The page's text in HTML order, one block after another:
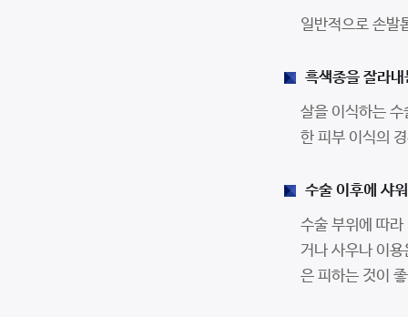
일반적으로 손발
흑색종을 잘라
살을 이식하는
한 피부 이식의
수술 이후에 샤
수술 부위에 따
거나 사우나 이
은 피하는 것이